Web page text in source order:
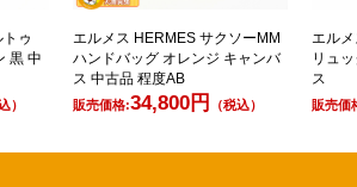
ゥ
黒 中
）
エルメス HERMES サクソーMM
ハンドバッグ オレンジ キャンバ
ス 中古品 程度AB
販売価格:34,800円 （税込）
エル
リュ
ス
販売価